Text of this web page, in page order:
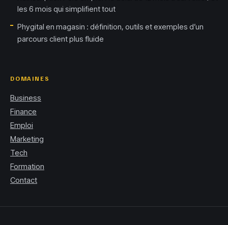
les 6 mois qui simplifient tout
Phygital en magasin : définition, outils et exemples d’un
parcours client plus fluide
DOMAINES
Business
Finance
Emploi
Marketing
Tech
Formation
Contact